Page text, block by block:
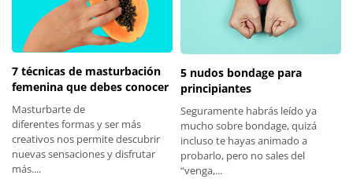
7 técnicas de masturbación
femenina que debes conocer
Masturbarte de
diferentes formas y ser más
creativos nos permite descubrir
nuevas sensaciones y disfrutar
más....
5 nudos bondage para
principiantes
Seguramente habrás leído ya
mucho sobre bondage, quizá
incluso te hayas animado a
probarlo, pero no sales del
“venga,...